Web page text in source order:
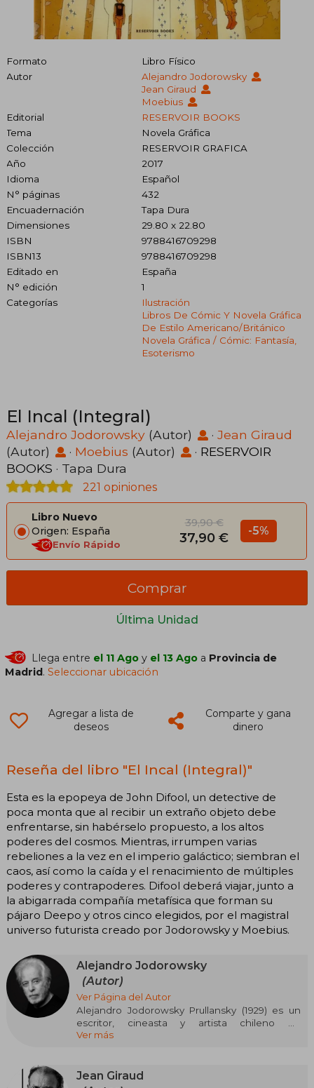
Formato
Libro Físico
Autor
Alejandro Jodorowsky
Jean Giraud
Moebius
Editorial
RESERVOIR BOOKS
Tema
Novela Gráfica
Colección
RESERVOIR GRAFICA
Año
2017
Idioma
Español
N° páginas
432
Encuadernación
Tapa Dura
Dimensiones
29.80 x 22.80
ISBN
9788416709298
ISBN13
9788416709298
Editado en
España
N° edición
1
Categorías
Ilustración
Libros De Cómic Y Novela Gráfica
De Estilo Americano/británico
Novela Gráfica / Cómic: Fantasía,
Esoterismo
El Incal (Integral)
Alejandro Jodorowsky (Autor) · Jean Giraud
(Autor)
· Moebius (Autor) · RESERVOIR
BOOKS · Tapa Dura
221 opiniones
Libro Nuevo
Origen: España
Envío Rápido
39,90 €
37,90 € -5%
Última Unidad
Comprar
Llega entre el 11 Ago y el 13 Ago a Provincia de
Madrid.Seleccionar ubicación
Agregar a lista de
deseos
Comparte y gana
dinero
Reseña del libro "El Incal (Integral)"
Esta es la epopeya de John Difool, un detective de
poca monta que al recibir un extraño objeto debe
enfrentarse, sin habérselo propuesto, a los altos
poderes del cosmos. Mientras, irrumpen varias
rebeliones a la vez en el imperio galáctico; siembran el
caos, así como la caída y el renacimiento de múltiples
poderes y contrapoderes. Difool deberá viajar, junto a
la abigarrada compañía metafísica que forman su
pájaro Deepo y otros cinco elegidos, por el magistral
universo futurista creado por Jodorowsky y Moebius.
Alejandro Jodorowsky
(Autor)
Ver Página del Autor
Alejandro Jodorowsky Prullansky (1929) es un
escritor, cineasta y artista chileno de
ascendencia judío-ucraniana y nacionalidad
Entre sus ocupaciones encontramos una gran
Ver más
Jean Giraud